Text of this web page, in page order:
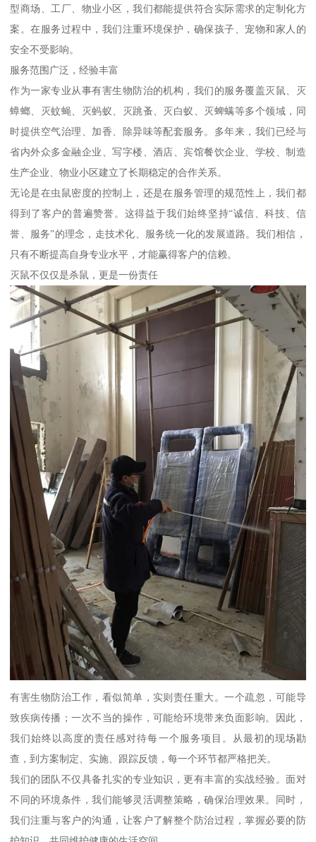
型商场、工厂、物业小区，我们都能提供符合实际需求的定制化方
案。在服务过程中，我们注重环境保护，确保孩子、宠物和家人的
安全不受影响。
服务范围广泛，经验丰富
作为一家专业从事有害生物防治的机构，我们的服务覆盖灭鼠、灭
蟑螂、灭蚊蝇、灭蚂蚁、灭跳蚤、灭白蚁、灭蜱螨等多个领域，同
时提供空气治理、加香、除异味等配套服务。多年来，我们已经与
省内外众多金融企业、写字楼、酒店、宾馆餐饮企业、学校、制造
生产企业、物业小区建立了长期稳定的合作关系。
无论是在虫鼠密度的控制上，还是在服务管理的规范性上，我们都
得到了客户的普遍赞誉。这得益于我们始终坚持“诚信、科技、信
誉、服务”的理念，走技术化、服务统一化的发展道路。我们相信，
只有不断提高自身专业水平，才能赢得客户的信赖。
灭鼠不仅仅是杀鼠，更是一份责任
有害生物防治工作，看似简单，实则责任重大。一个疏忽，可能导
致疾病传播；一次不当的操作，可能给环境带来负面影响。因此，
我们始终以高度的责任感对待每一个服务项目。从最初的现场勘
查，到方案制定、实施、跟踪反馈，每一个环节都严格把关。
我们的团队不仅具备扎实的专业知识，更有丰富的实战经验。面对
不同的环境条件，我们能够灵活调整策略，确保治理效果。同时，
我们注重与客户的沟通，让客户了解整个防治过程，掌握必要的防